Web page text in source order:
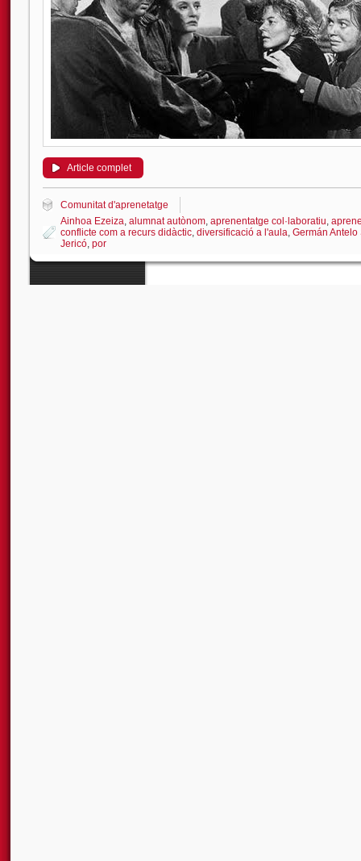
Article complet
Comunitat d'aprenetatge
Ainhoa Ezeiza, alumnat autònom, aprenentatge col·laboratiu,
conflicte com a recurs didàctic, diversificació a l'aula, Germán
Jericó, por